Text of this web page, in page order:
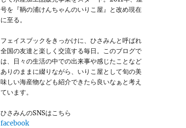
号を『鞆の浦けんちゃんのいりこ屋』と改め現在
に至る。
フェイスブックをきっかけに、ひさみんと呼ばれ
全国の友達と楽しく交流する毎日。このブログで
は、日々の生活の中での出来事や感じたことなど
ありのままに綴りながら、いりこ屋として旬の美
味しい海産物なども紹介できたら良いなぁと考え
ています。
ひさみんのSNSはこちら
facebook